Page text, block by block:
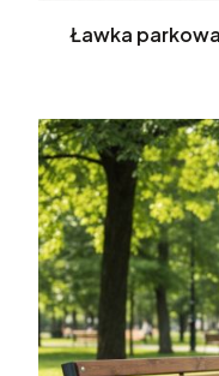
Ławka